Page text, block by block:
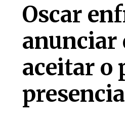
Oscar
anunciar
aceitar o